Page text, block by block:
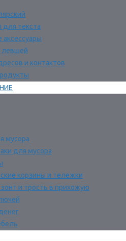
для текста
левшей
и контактов
мусора
для мусора
корзины и тележки
и трость в прихожую